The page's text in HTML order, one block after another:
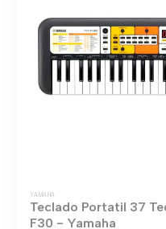
YAMAHA
Teclado Portatil 37
F30 - Yamaha